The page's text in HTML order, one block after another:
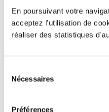
En poursuivant votre
acceptez l'utilisation de
réaliser des statistiques
Nécessaires
Préférences
Viande et
Valorisation
Bien-être, Protection